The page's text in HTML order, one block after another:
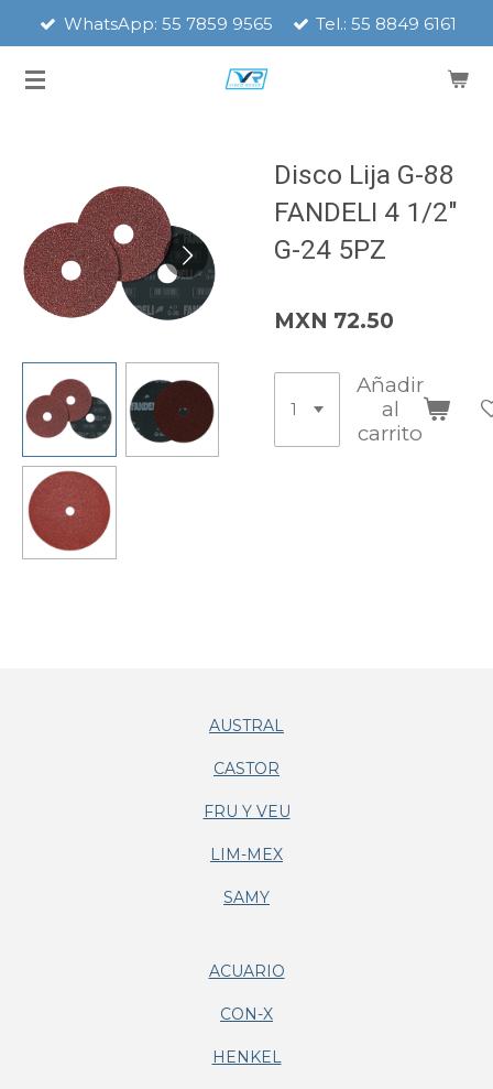
contenido
WhatsApp: 55 7859 9565 Tel.: 55 8849 6161
Disco Lija G-88
FANDELI 4 1/2"
G-24 5PZ
MXN 72.50
Añadir
al
carrito
AUSTRAL
CASTOR
FRU Y VEU
LIM-MEX
SAMY
ACUARIO
CON-X
HENKEL